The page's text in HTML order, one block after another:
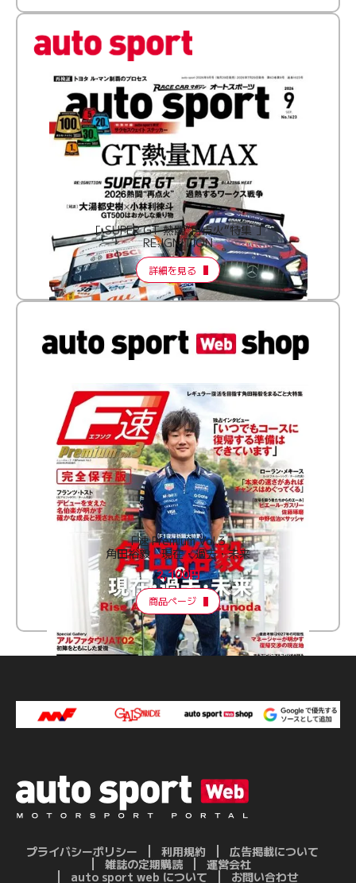
［ SUPER GT 熱闘“再点火”特集 ］
RE:IGNITION
詳細を見る
F速 Premium Vol.3
角田裕毅 現在・過去・未来
2,100円
商品ページ
プライバシーポリシー 利用規約
広告掲載について
雑誌の定期購読
運営会社
auto sport web について
お問い合わせ